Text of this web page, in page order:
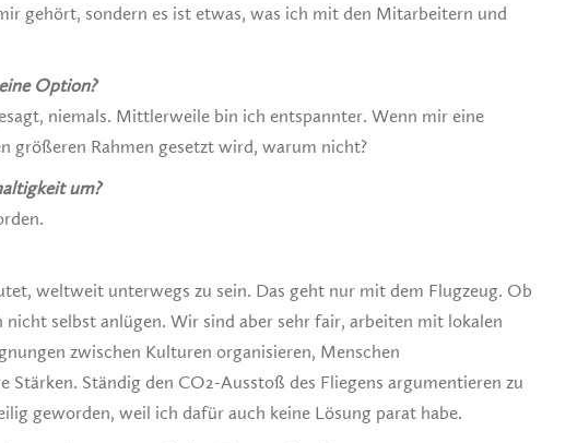
gehört, sondern es ist etwas, was ich mit den Mitarbeitern und
Option?
niemals. Mittlerweile bin ich entspannter. Wenn mir eine
größeren Rahmen gesetzt wird, warum nicht?
um?
weltweit unterwegs zu sein. Das geht nur mit dem Flugzeug. Ob
selbst anlügen. Wir sind aber sehr fair, arbeiten mit lokalen
zwischen Kulturen organisieren, Menschen
Stärken. Ständig den CO2-Ausstoß des Fliegens argumentieren zu
geworden, weil ich dafür auch keine Lösung parat habe.